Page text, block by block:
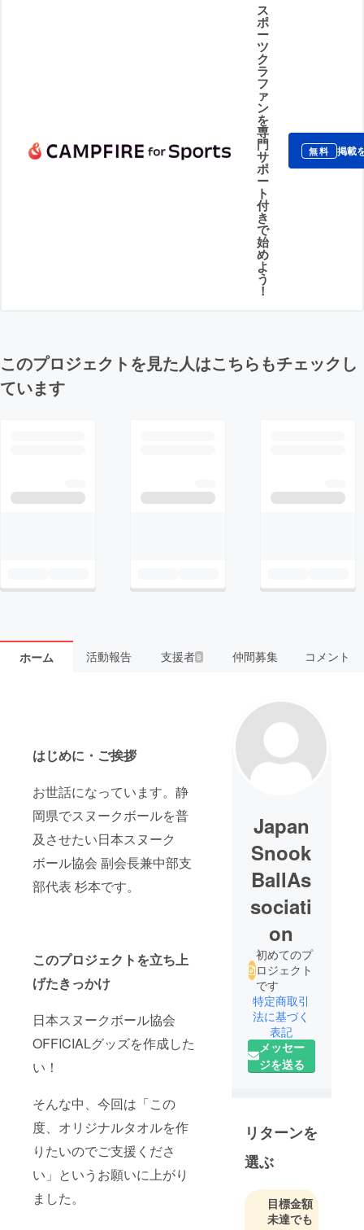
ス
ポ
ー
ツ
ク
ラ
フ
ァ
ン
を
専
門
サ
ポ
ー
ト
付
き
で
始
め
よ
う
！
無料 掲載
このプロジェクトを見た人はこちらもチェックし
ています
ホーム 活動報告 支援者8 仲間募集 コメント
はじめに・ご挨拶
お世話になっています。静
岡県でスヌークボールを普
及させたい日本スヌーク
ボール協会 副会長兼中部支
部代表 杉本です。
このプロジェクトを立ち上
げたきっかけ
日本スヌークボール協会
OFFICIALグッズを作成した
い！
そんな中、今回は「この
度、オリジナルタオルを作
りたいのでご支援くださ
い」というお願いに上がり
ました。
Japan
Snook
BallAs
sociati
on
初めてのプ
ロジェクト
です
特定商取引
法に基づく
表記
メッセー
ジを送る
リターンを
選ぶ
目標金額
未達でも